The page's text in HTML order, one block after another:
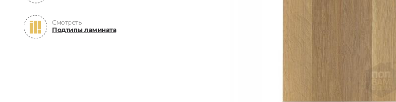
Смотреть
Подтипы ламината